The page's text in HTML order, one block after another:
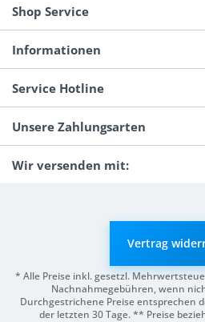
Shop Service
Informationen
Service Hotline
Unsere Zahlungsarten
Wir versenden mit:
Vertrag
* Alle Preise inkl. gesetzl.
Nachnahmegebühren, wenn
Durchgestrichene Preise entsprechen
der letzten 30 Tage. ** Preise